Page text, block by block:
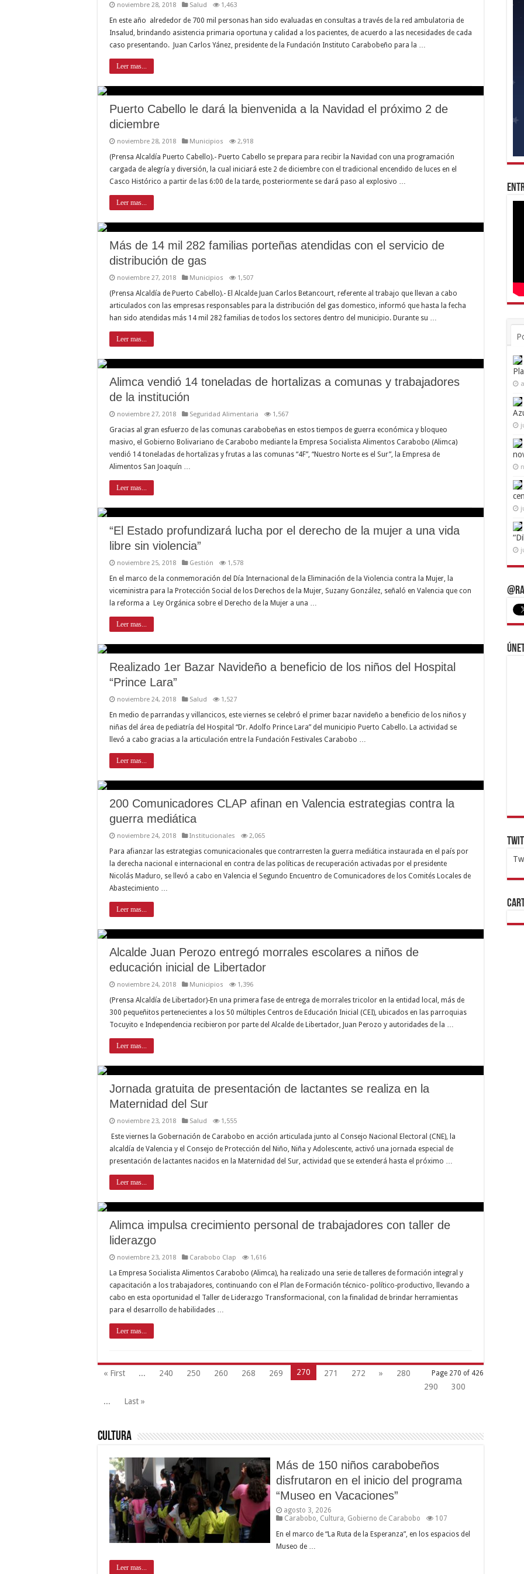
noviembre 28, 2018 Salud 1,463
En este año alrededor de 700 mil personas han sido evaluadas en consultas a través de la red ambulatoria de
Insalud, brindando asistencia primaria oportuna y calidad a los pacientes, de acuerdo a las necesidades de cada
caso presentando. Juan Carlos Yánez, presidente de la Fundación Instituto Carabobeño para la …
Leer mas...
Puerto Cabello le dará la bienvenida a la Navidad el próximo 2 de
diciembre
noviembre 28, 2018 Municipios 2,918
(Prensa Alcaldía Puerto Cabello).- Puerto Cabello se prepara para recibir la Navidad con una programación
cargada de alegría y diversión, la cual iniciará este 2 de diciembre con el tradicional encendido de luces en el
Casco Histórico a partir de las 6:00 de la tarde, posteriormente se dará paso al explosivo …
Leer mas...
Más de 14 mil 282 familias porteñas atendidas con el servicio de
distribución de gas
noviembre 27, 2018 Municipios 1,507
(Prensa Alcaldía de Puerto Cabello).- El Alcalde Juan Carlos Betancourt, referente al trabajo que llevan a cabo
articulados con las empresas responsables para la distribución del gas domestico, informó que hasta la fecha
han sido atendidas más 14 mil 282 familias de todos los sectores dentro del municipio. Durante su …
Leer mas...
Alimca vendió 14 toneladas de hortalizas a comunas y trabajadores
de la institución
noviembre 27, 2018 Seguridad Alimentaria 1,567
Gracias al gran esfuerzo de las comunas carabobeñas en estos tiempos de guerra económica y bloqueo
masivo, el Gobierno Bolivariano de Carabobo mediante la Empresa Socialista Alimentos Carabobo (Alimca)
vendió 14 toneladas de hortalizas y frutas a las comunas “4F”, “Nuestro Norte es el Sur”, la Empresa de
Alimentos San Joaquín …
Leer mas...
“El Estado profundizará lucha por el derecho de la mujer a una vida
libre sin violencia”
noviembre 25, 2018 Gestión 1,578
En el marco de la conmemoración del Día Internacional de la Eliminación de la Violencia contra la Mujer, la
viceministra para la Protección Social de los Derechos de la Mujer, Suzany González, señaló en Valencia que con
la reforma a Ley Orgánica sobre el Derecho de la Mujer a una …
Leer mas...
Realizado 1er Bazar Navideño a beneficio de los niños del Hospital
“Prince Lara”
noviembre 24, 2018 Salud 1,527
En medio de parrandas y villancicos, este viernes se celebró el primer bazar navideño a beneficio de los niños y
niñas del área de pediatría del Hospital “Dr. Adolfo Prince Lara” del municipio Puerto Cabello. La actividad se
llevó a cabo gracias a la articulación entre la Fundación Festivales Carabobo …
Leer mas...
200 Comunicadores CLAP afinan en Valencia estrategias contra la
guerra mediática
noviembre 24, 2018 Institucionales 2,065
Para afianzar las estrategias comunicacionales que contrarresten la guerra mediática instaurada en el país por
la derecha nacional e internacional en contra de las políticas de recuperación activadas por el presidente
Nicolás Maduro, se llevó a cabo en Valencia el Segundo Encuentro de Comunicadores de los Comités Locales de
Abastecimiento …
Leer mas...
Alcalde Juan Perozo entregó morrales escolares a niños de
educación inicial de Libertador
noviembre 24, 2018 Municipios 1,396
(Prensa Alcaldía de Libertador)-En una primera fase de entrega de morrales tricolor en la entidad local, más de
300 pequeñitos pertenecientes a los 50 múltiples Centros de Educación Inicial (CEI), ubicados en las parroquias
Tocuyito e Independencia recibieron por parte del Alcalde de Libertador, Juan Perozo y autoridades de la …
Leer mas...
Jornada gratuita de presentación de lactantes se realiza en la
Maternidad del Sur
noviembre 23, 2018 Salud 1,555
Este viernes la Gobernación de Carabobo en acción articulada junto al Consejo Nacional Electoral (CNE), la
alcaldía de Valencia y el Consejo de Protección del Niño, Niña y Adolescente, activó una jornada especial de
presentación de lactantes nacidos en la Maternidad del Sur, actividad que se extenderá hasta el próximo …
Leer mas...
Alimca impulsa crecimiento personal de trabajadores con taller de
liderazgo
noviembre 23, 2018 Carabobo Clap 1,616
La Empresa Socialista Alimentos Carabobo (Alimca), ha realizado una serie de talleres de formación integral y
capacitación a los trabajadores, continuando con el Plan de Formación técnico- político-productivo, llevando a
cabo en esta oportunidad el Taller de Liderazgo Transformacional, con la finalidad de brindar herramientas
para el desarrollo de habilidades …
Leer mas...
Page 270 of 426
« First ... 240 250 260 268 269 270 271 272 »
280
290
300
...
Last »
Cultura
Más de 150 niños carabobeños
disfrutaron en el inicio del programa
“Museo en Vacaciones”
agosto 3, 2026
Carabobo Cultura Gobierno de Carabobo
107
En el marco de “La Ruta de la Esperanza”, en los espacios del
Museo de …
Leer mas...